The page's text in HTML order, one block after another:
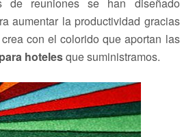
de reuniones se han diseñado
aumentar la productividad gracias
con el colorido que aportan las
hotelesque suministramos.